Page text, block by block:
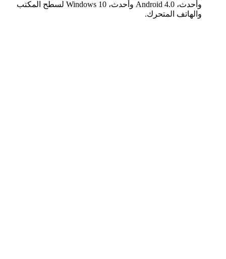
وأحدث، Android 4.0 وأحدث، Windows 10 لسطح المكتب
والهاتف المتحرك.